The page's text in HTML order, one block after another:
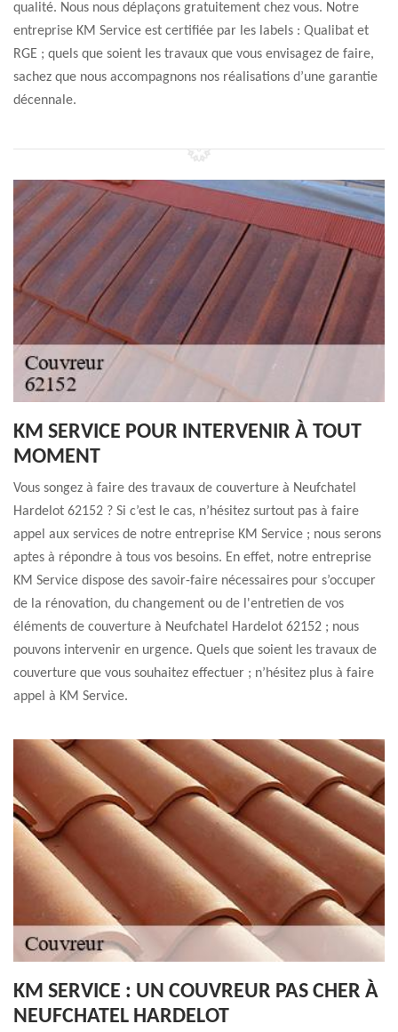
qualité. Nous nous déplaçons gratuitement chez vous. Notre
entreprise KM Service est certifiée par les labels : Qualibat et
RGE ; quels que soient les travaux que vous envisagez de faire,
sachez que nous accompagnons nos réalisations d’une garantie
décennale.
KM SERVICE POUR INTERVENIR À TOUT
MOMENT
Vous songez à faire des travaux de couverture à Neufchatel
Hardelot 62152 ? Si c’est le cas, n’hésitez surtout pas à faire
appel aux services de notre entreprise KM Service ; nous serons
aptes à répondre à tous vos besoins. En effet, notre entreprise
KM Service dispose des savoir-faire nécessaires pour s’occuper
de la rénovation, du changement ou de l'entretien de vos
éléments de couverture à Neufchatel Hardelot 62152 ; nous
pouvons intervenir en urgence. Quels que soient les travaux de
couverture que vous souhaitez effectuer ; n’hésitez plus à faire
appel à KM Service.
KM SERVICE : UN COUVREUR PAS CHER À
NEUFCHATEL HARDELOT